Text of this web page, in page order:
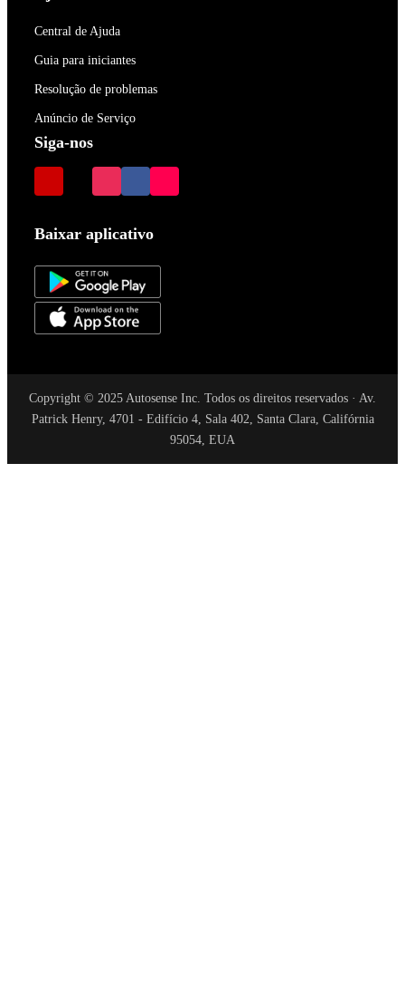
Central de Ajuda
Guia para iniciantes
Resolução de problemas
Anúncio de Serviço
Siga-nos
Baixar aplicativo
Copyright © 2025 Autosense Inc. Todos os direitos reservados · Av.
Patrick Henry, 4701 - Edifício 4, Sala 402, Santa Clara, Califórnia
95054, EUA